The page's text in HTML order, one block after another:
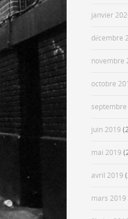
janvier
décembre
novembre
octobre
juin 2019
mai 2019
avril 2019
mars 2019